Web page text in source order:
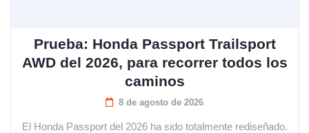
Prueba: Honda Passport Trailsport
AWD del 2026, para recorrer todos los
caminos
8 de agosto de 2026
El Honda Passport del 2026 ha sido totalmente rediseñado.